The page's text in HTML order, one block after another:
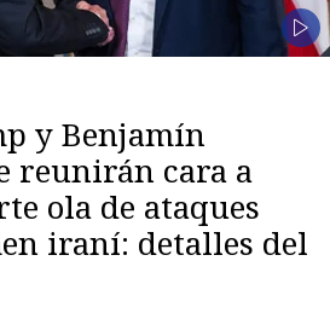
y Benjamín
reunirán cara a
ola de ataques
iraní: detalles del